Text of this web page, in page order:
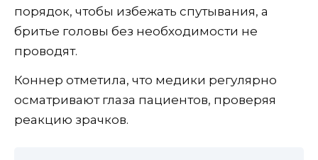
порядок, чтобы избежать спутывания, а
бритье головы без необходимости не
проводят.
Коннер отметила, что медики регулярно
осматривают глаза пациентов, проверяя
реакцию зрачков.